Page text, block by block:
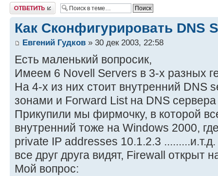
Ответить
Как Сконфигурировать DNS
Евгений Гудков » 30 дек 2003, 22:58
Есть маленький вопросик,
Имеем 6 Novell Servers в 3-х разных
На 4-х из них стоит внутренний DNS
зонами и Forward List на DNS сервера
Прикупили мы фирмочку, в которой
внутренний тоже на Windows 2000,
private IP addresses 10.1.2.3
все друг друга видят, Firewall открыт
Мой вопрос: